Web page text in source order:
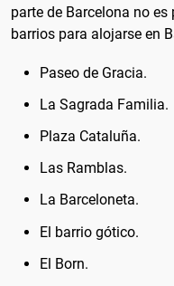
parte de Barcelona no
barrios para alojarse en
Paseo de Gracia.
La Sagrada Familia.
Plaza Cataluña.
Las Ramblas.
La Barceloneta.
El barrio gótico.
El Born.